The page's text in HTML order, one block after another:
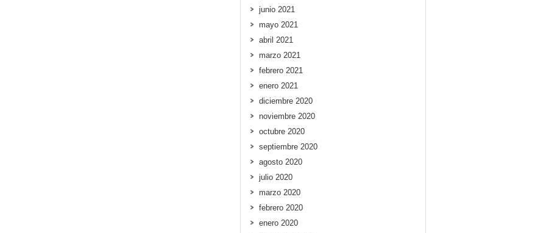
junio 2021
mayo 2021
abril 2021
marzo 2021
febrero 2021
enero 2021
diciembre 2020
noviembre 2020
octubre 2020
septiembre 2020
agosto 2020
julio 2020
marzo 2020
febrero 2020
enero 2020